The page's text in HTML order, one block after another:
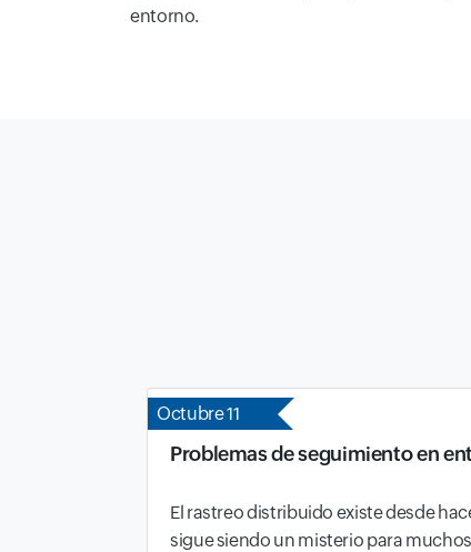
entorno.
Octubre 11
Problemas de seguimiento en
El rastreo distribuido existe desde
sigue siendo un misterio para